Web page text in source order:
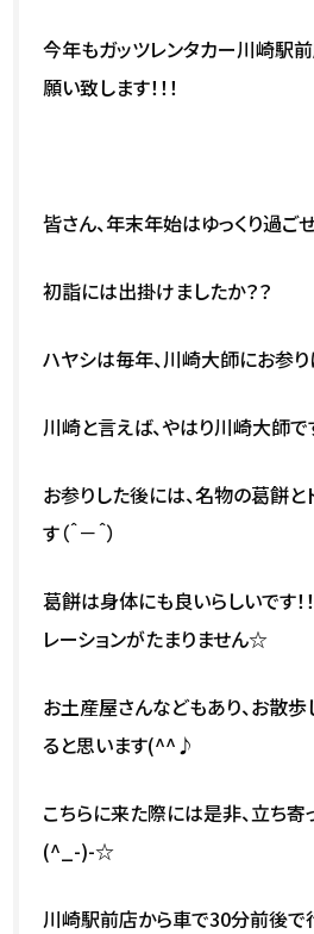
今年もガッツレンタカー川崎駅
願い致します！！！
皆さん、年末年始はゆっくり過ご
初詣には出掛けましたか？？
ハヤシは毎年、川崎大師にお参り
川崎と言えば、やはり川崎大師です
お参りした後には、名物の葛餅と
す（＾－＾）
葛餅は身体にも良いらしいです！
レーションがたまりません☆
お土産屋さんなどもあり、お散
ると思います(^^♪
こちらに来た際には是非、立ち
(^_-)-☆
川崎駅前店から車で30分前後